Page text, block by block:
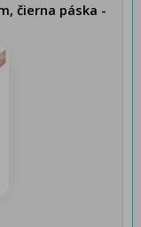
čierna páska -